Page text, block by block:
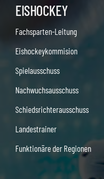
EISHOCKEY
Fachsparten-Leitung
Eishockeykommision
Spielausschuss
Nachwuchsausschuss
Schiedsrichterausschuss
Landestrainer
Funktionäre der Regionen